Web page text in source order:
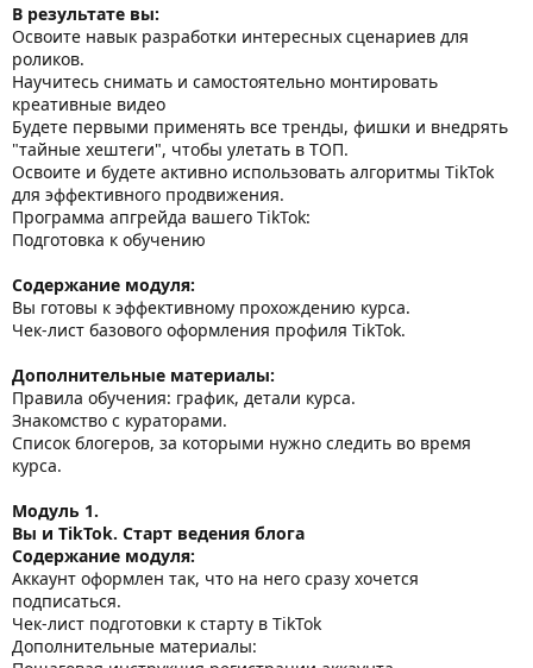
В результате вы:
Освоите навык разработки интересных сценариев для
роликов.
Научитесь снимать и самостоятельно монтировать
креативные видео
Будете первыми применять все тренды, фишки и внедрять
"тайные хештеги", чтобы улетать в ТОП.
Освоите и будете активно использовать алгоритмы TikTok
для эффективного продвижения.
Программа апгрейда вашего TikTok:
Подготовка к обучению
Содержание модуля:
Вы готовы к эффективному прохождению курса.
Чек-лист базового оформления профиля TikTok.
Дополнительные материалы:
Правила обучения: график, детали курса.
Знакомство с кураторами.
Список блогеров, за которыми нужно следить во время
курса.
Модуль 1.
Вы и TikTok. Старт ведения блога
Содержание модуля:
Аккаунт оформлен так, что на него сразу хочется
подписаться.
Чек-лист подготовки к старту в TikTok
Дополнительные материалы: